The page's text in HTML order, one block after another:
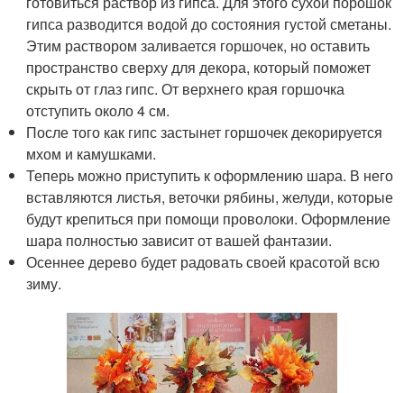
гипса разводится водой до состояния густой сметаны.
Этим раствором заливается горшочек, но оставить
пространство сверху для декора, который поможет
скрыть от глаз гипс. От верхнего края горшочка
отступить около 4 см.
После того как гипс застынет горшочек декорируется
мхом и камушками.
Теперь можно приступить к оформлению шара. В него
вставляются листья, веточки рябины, желуди, которые
будут крепиться при помощи проволоки. Оформление
шара полностью зависит от вашей фантазии.
Осеннее дерево будет радовать своей красотой всю
зиму.